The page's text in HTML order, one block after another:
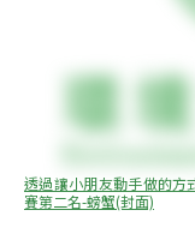
透過讓小朋友動手做的方
賽第二名-螃蟹(封面)